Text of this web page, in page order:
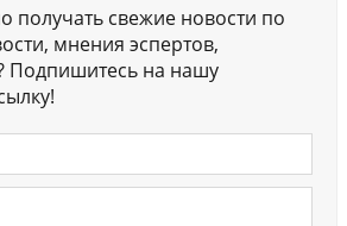
получать свежие новости по
мнения эспертов,
Подпишитесь на нашу